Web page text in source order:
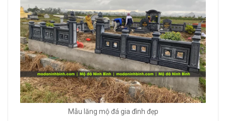
Mẫu lăng mộ đá gia đình đẹp